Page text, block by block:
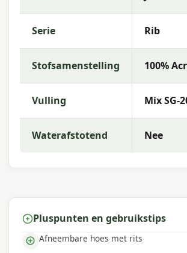
Met Madison kies je voor
tuinkussens met een uitstekende
en uitstekend comfort, zodat jij de
Serie Rib
Stofsamenstelling 100%
Vulling Mix SG-
Waterafstotend Nee
Pluspunten en gebruikstips
Afneembare hoes met rits